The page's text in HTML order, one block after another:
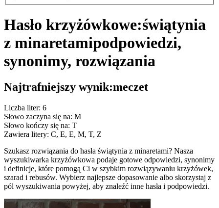
Hasło krzyżówkowe:świątynia
z minaretamipodpowiedzi,
synonimy, rozwiązania
Najtrafniejszy wynik:meczet
Liczba liter: 6
Słowo zaczyna się na: M
Słowo kończy się na: T
Zawiera litery: C, E, E, M, T, Z
Szukasz rozwiązania do hasła świątynia z minaretami? Nasza
wyszukiwarka krzyżówkowa podaje gotowe odpowiedzi, synonimy
i definicje, które pomogą Ci w szybkim rozwiązywaniu krzyżówek,
szarad i rebusów. Wybierz najlepsze dopasowanie albo skorzystaj z
pól wyszukiwania powyżej, aby znaleźć inne hasła i podpowiedzi.